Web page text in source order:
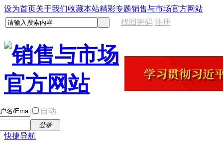
设为首页关于我们收藏本站精彩专题销售与市场官方网站
找回密码 注册
自动
登录
快捷导航